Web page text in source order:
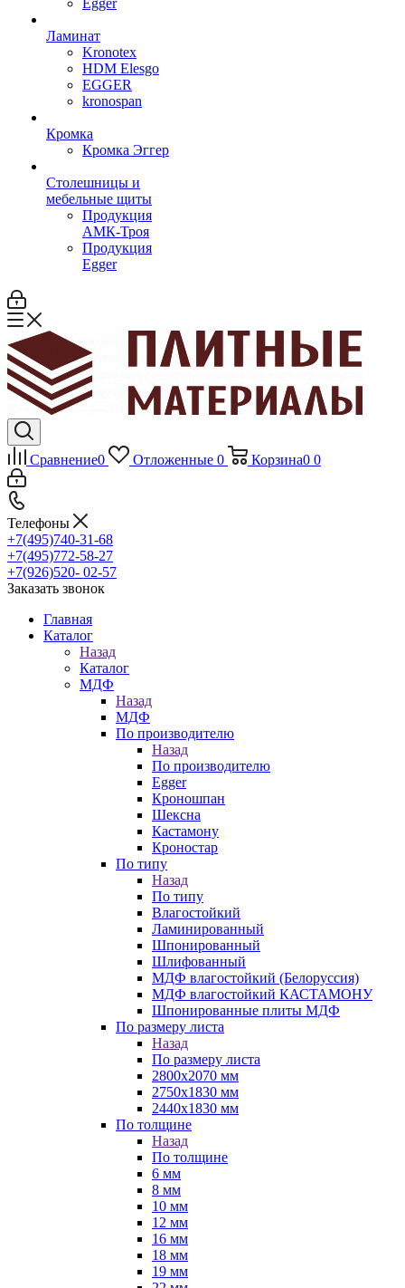
Egger
Ламинат
Kronotex
HDM Elesgo
EGGER
kronospan
Кромка
Кромка Эггер
Столешницы и
мебельные щиты
Продукция
АМК-Троя
Продукция
Egger
Сравнение0 Отложенные 0 Корзина0 0
Телефоны
+7(495)740-31-68
+7(495)772-58-27
+7(926)520- 02-57
Заказать звонок
Главная
Каталог
Назад
Каталог
МДФ
Назад
МДФ
По производителю
Назад
По производителю
Egger
Кроношпан
Шексна
Кастамону
Кроностар
По типу
Назад
По типу
Влагостойкий
Ламинированный
Шпонированный
Шлифованный
МДФ влагостойкий (Белоруссия)
МДФ влагостойкий КАСТАМОНУ
Шпонированные плиты МДФ
По размеру листа
Назад
По размеру листа
2800х2070 мм
2750х1830 мм
2440х1830 мм
По толщине
Назад
По толщине
6 мм
8 мм
10 мм
12 мм
16 мм
18 мм
19 мм